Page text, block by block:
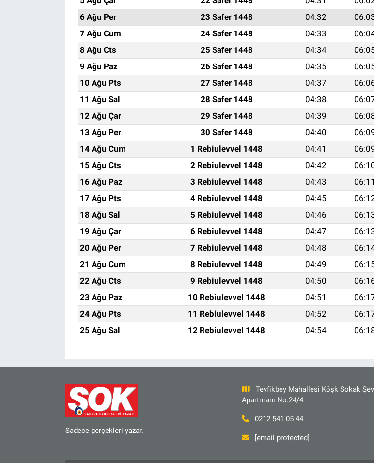
6 Ağu Per
23 Safer 1448 04:32
7 Ağu Cum
24 Safer 1448 04:33
8 Ağu Cts
25 Safer 1448 04:34
9 Ağu Paz
26 Safer 1448 04:35
10 Ağu Pts
27 Safer 1448 04:37
11 Ağu Sal
28 Safer 1448 04:38
12 Ağu Çar
29 Safer 1448 04:39
13 Ağu Per
30 Safer 1448 04:40
14 Ağu Cum
1 Rebiulevvel 1448 04:41
15 Ağu Cts
2 Rebiulevvel 1448 04:42
16 Ağu Paz
3 Rebiulevvel 1448 04:43 06:11
17 Ağu Pts
4 Rebiulevvel 1448 04:45
18 Ağu Sal
5 Rebiulevvel 1448 04:46
19 Ağu Çar
6 Rebiulevvel 1448 04:47
20 Ağu Per
7 Rebiulevvel 1448 04:48
21 Ağu Cum
8 Rebiulevvel 1448 04:49
22 Ağu Cts
9 Rebiulevvel 1448 04:50
23 Ağu Paz
10 Rebiulevvel 1448 04:51
24 Ağu Pts
11 Rebiulevvel 1448 04:52
25 Ağu Sal
12 Rebiulevvel 1448 04:54
Sadece gerçekleri yazar.
Tevfikbey Mahallesi Köşk Sokak
Apartmanı No:24/4
0212 541 05 44
[email protected]